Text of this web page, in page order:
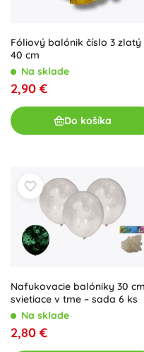
Fóliový balónik číslo 3 zlatý
40 cm
Na sklade
2,90 €
Do košíka
Nafukovacie balóniky 30
svietiace v tme – sada 6 ks
Na sklade
2,80 €